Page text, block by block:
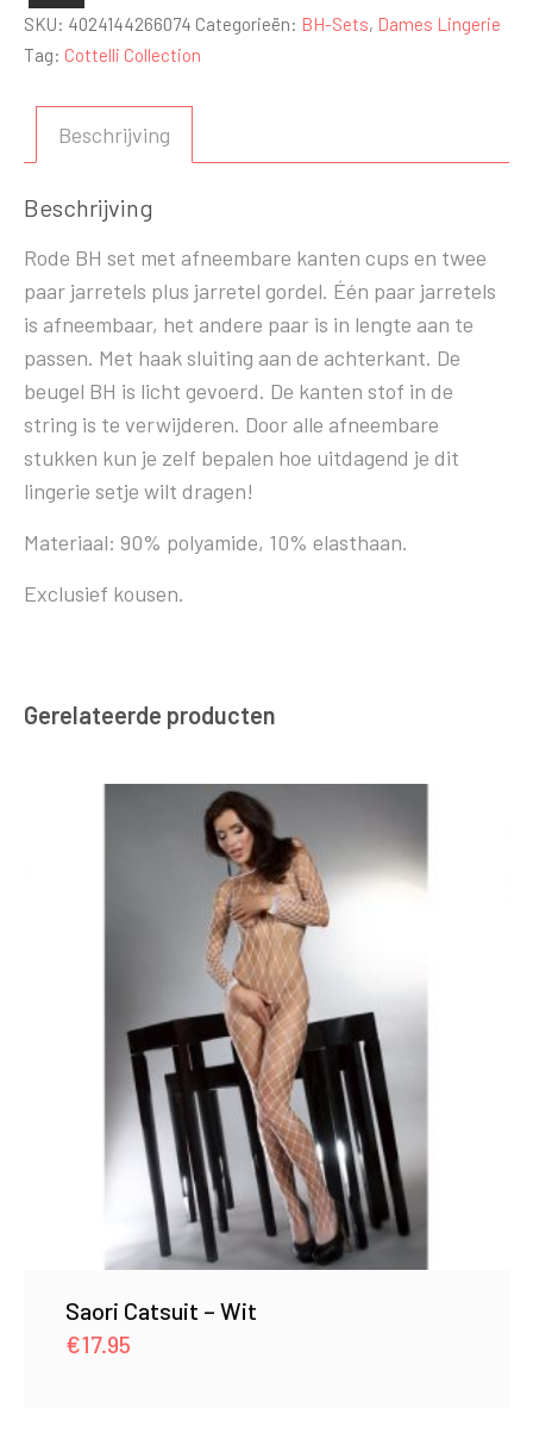
SKU: 4024144266074 Categorieën: BH-Sets, Dames Lingerie
Tag: Cottelli Collection
Beschrijving
Beschrijving
Rode BH set met afneembare kanten cups en twee
paar jarretels plus jarretel gordel. Één paar jarretels
is afneembaar, het andere paar is in lengte aan te
passen. Met haak sluiting aan de achterkant. De
beugel BH is licht gevoerd. De kanten stof in de
string is te verwijderen. Door alle afneembare
stukken kun je zelf bepalen hoe uitdagend je dit
lingerie setje wilt dragen!
Materiaal: 90% polyamide, 10% elasthaan.
Exclusief kousen.
Gerelateerde producten
Saori Catsuit – Wit
€17.95